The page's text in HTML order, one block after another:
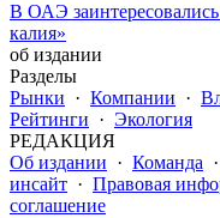
В ОАЭ
калия»
об издании
Разделы
Рынки · Компании ·
Рейтинги · Экология
РЕДАКЦИЯ
Об издании · Команда ·
инсайт · Правовая
соглашение